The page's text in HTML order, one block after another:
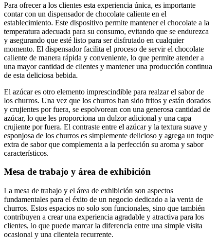
Para ofrecer a los clientes esta experiencia única, es importante
contar con un dispensador de chocolate caliente en el
establecimiento. Este dispositivo permite mantener el chocolate a la
temperatura adecuada para su consumo, evitando que se endurezca
y asegurando que esté listo para ser disfrutado en cualquier
momento. El dispensador facilita el proceso de servir el chocolate
caliente de manera rápida y conveniente, lo que permite atender a
una mayor cantidad de clientes y mantener una producción continua
de esta deliciosa bebida.
El azúcar es otro elemento imprescindible para realzar el sabor de
los churros. Una vez que los churros han sido fritos y están dorados
y crujientes por fuera, se espolvorean con una generosa cantidad de
azúcar, lo que les proporciona un dulzor adicional y una capa
crujiente por fuera. El contraste entre el azúcar y la textura suave y
esponjosa de los churros es simplemente delicioso y agrega un toque
extra de sabor que complementa a la perfección su aroma y sabor
característicos.
Mesa de trabajo y área de exhibición
La mesa de trabajo y el área de exhibición son aspectos
fundamentales para el éxito de un negocio dedicado a la venta de
churros. Estos espacios no solo son funcionales, sino que también
contribuyen a crear una experiencia agradable y atractiva para los
clientes, lo que puede marcar la diferencia entre una simple visita
ocasional y una clientela recurrente.